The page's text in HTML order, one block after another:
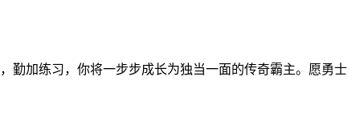
勤加练习，你将一步步成长为独当一面的传奇霸主。愿勇士